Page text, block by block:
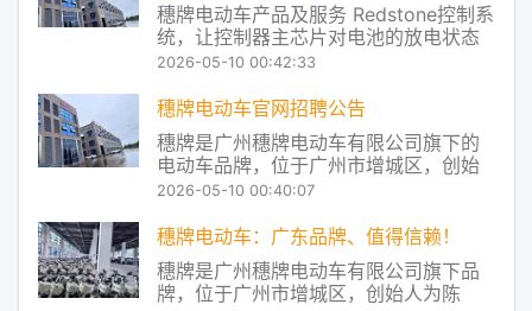
及转向灵活性‌‌‌ 。 ‌总
穗牌电动车产品及服务 Redstone控制系
统，让控制器主芯片对电池的放电状态
进行实时监控，从而把电池放电和电机
机在行驶中能得到合理的扭矩和动力。
工作过程中进行实时的调控。 电动车
MTH互
2026-05-10 00:42:33
穗牌电动车官网招聘公告
穗牌是广州穗牌电动车有限公司旗下的
电动车品牌，位于广州市增城区，创始
人为陈洁，其于2009年任飞肯摩托副总
经营电动自行车、电动摩托车等产品，
了Redstone控制系统、MTH互联管家等
2026-05-10 00:40:07
穗牌电动车：广东品牌、值得信赖！
穗牌是广州穗牌电动车有限公司旗下品
牌，位于广州市增城区，创始人为陈